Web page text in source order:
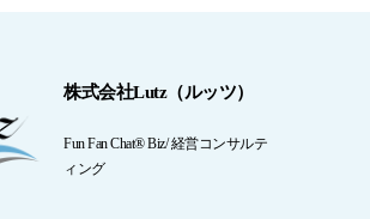
株式会社Lutz（ルッツ）
Fun Fan Chat® Biz/ 経営コンサルテ
ィング